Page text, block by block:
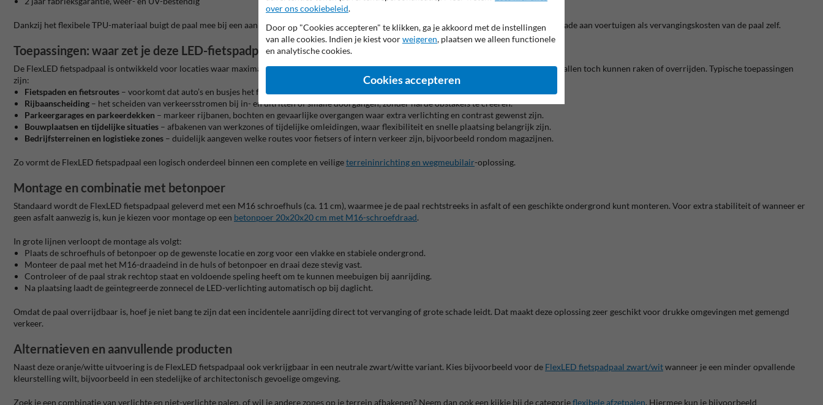
Dankzij het flexibele TPU-materiaal buigt de paal mee bij een aanrijding en veert hij weer terug in zijn oorspronkelijke vorm. Dit beperkt zowel schade aan voertuigen als vervangingskosten van de paal zelf.
Toepassingen: waar zet je deze LED-fietspadpaal in?
De FlexLED fietspadpaal is ontwikkeld voor locaties waar maximale zichtbaarheid essentieel is, maar waar voertuigen de paal in uitzonderlijke gevallen toch kunnen raken of overrijden. Typische toepassingen
zijn:
Fietspaden en fietsroutes – voorkomt dat auto’s en busjes het fietspad oprijden en maakt de route duidelijk zichtbaar voor weggebruikers.
Rijbaanscheiding – het scheiden van verkeersstromen bij in- en uitritten of smalle doorgangen, zonder harde obstakels te creëren.
Parkeergarages en parkeerdekken – markeer rijbanen, bochten en gevaarlijke overgangen waar extra verlichting en contrast gewenst zijn.
Bouwplaatsen en tijdelijke situaties – afbakenen van werkzones of tijdelijke omleidingen, waar flexibiliteit en snelle plaatsing belangrijk zijn.
Bedrijfsterreinen en logistieke zones – duidelijk aangeven welke routes voor fietsers of intern verkeer zijn, bijvoorbeeld rondom magazijnen.
Zo vormt de FlexLED fietspadpaal een logisch onderdeel binnen een complete en veiligeterreininrichting en wegmeubilair-oplossing.
Montage en combinatie met betonpoer
Standaard wordt de FlexLED fietspadpaal geleverd met een M16 schroefhuls (ca. 11 cm), waarmee je de paal rechtstreeks in asfalt of een geschikte ondergrond kunt monteren. Voor extra stabiliteit of wanneer er
geen asfalt aanwezig is, kun je kiezen voor montage op een betonpoer 20x20x20 cm met M16-schroefdraad.
In grote lijnen verloopt de montage als volgt:
Plaats de schroefhuls of betonpoer op de gewenste locatie en zorg voor een vlakke en stabiele ondergrond.
Monteer de paal met het M16-draadeind in de huls of betonpoer en draai deze stevig vast.
Controleer of de paal strak rechtop staat en voldoende speling heeft om te kunnen meebuigen bij aanrijding.
Na plaatsing laadt de geïntegreerde zonnecel de LED-verlichting automatisch op bij daglicht.
Omdat de paal overrijdbaar is, hoef je niet bang te zijn dat een incidentele aanrijding direct tot vervanging of grote schade leidt. Dat maakt deze oplossing zeer geschikt voor drukke omgevingen met gemengd
verkeer.
Alternatieven en aanvullende producten
Naast deze oranje/witte uitvoering is de FlexLED fietspadpaal ook verkrijgbaar in een neutrale zwart/witte variant. Kies bijvoorbeeld voor de FlexLED fietspadpaal zwart/witwanneer je een minder opvallende
kleurstelling wilt, bijvoorbeeld in een stedelijke of architectonisch gevoelige omgeving.
Zoek je een combinatie van verlichte en niet-verlichte palen, of wil je andere zones op je terrein afbakenen? Neem dan ook een kijkje bij de categorieflexibele afzetpalen. Hiermee kun je bijvoorbeeld
over ons cookiebeleid.
Door op "Cookies accepteren" te klikken, ga je akkoord met de instellingen
van alle cookies. Indien je kiest voorweigeren, plaatsen we alleen functionele
en analytische cookies.
Cookies accepteren